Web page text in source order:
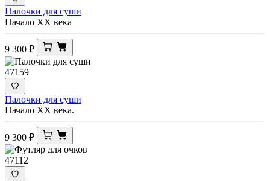
Палочки для суши
Начало XX века
9 300 ₽
47159
Палочки для суши
Начало XX века.
9 300 ₽
47112